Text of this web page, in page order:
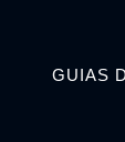
GUIAS